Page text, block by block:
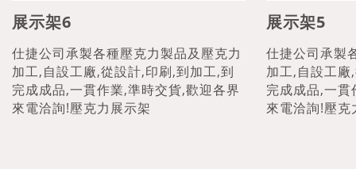
展示架6
仕捷公司承製各種壓克力製品及壓克力
加工,自設工廠,從設計,印刷,到加工,到
完成成品,一貫作業,準時交貨,歡迎各界
來電洽詢!壓克力展示架
展示架5
仕捷公司承製
加工,自設工
完成成品,一
來電洽詢!壓克